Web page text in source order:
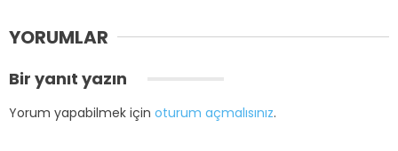
YORUMLAR
Bir yanıt yazın
Yorum yapabilmek için oturum açmalısınız.